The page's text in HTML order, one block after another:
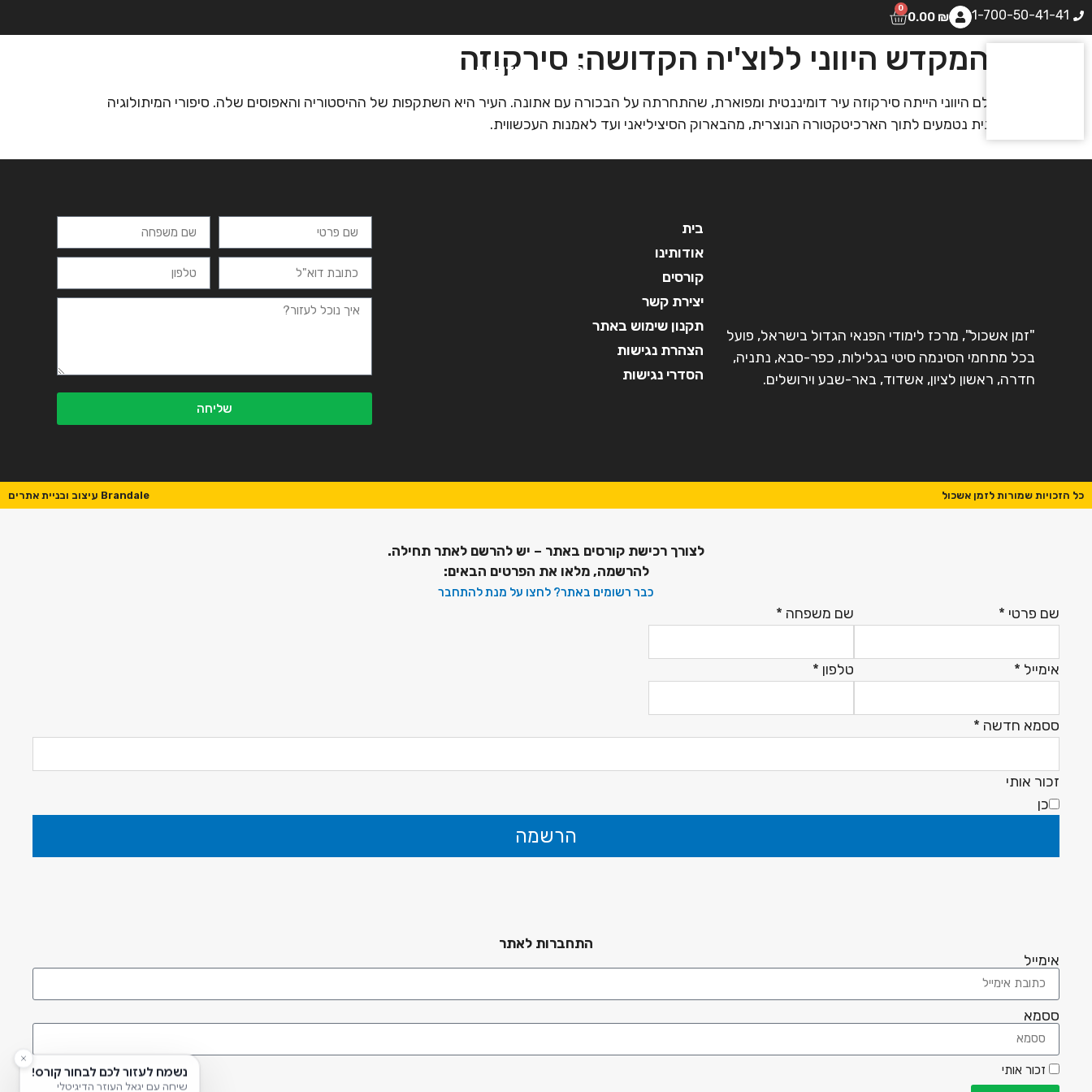
1-700-50-41-41
0.00 ₪
0
בית אודותינו
מהמקדש היווני ללוצ'יה הקדושה: סירקוזה
בעולם היווני הייתה סירקוזה עיר דומיננטית ומפוארת, שהתחרתה על הבכורה עם אתונה. העיר היא השתקפות של ההיסטוריה והאפוסים שלה. סיפורי המיתולוגיה
היוונית נטמעים לתוך הארכיטקטורה הנוצרית, מהבארוק הסיציליאני ועד לאמנות העכשווית.
"זמן אשכול", מרכז לימודי הפנאי הגדול בישראל, פועל
בכל מתחמי הסינמה סיטי בגלילות, כפר-סבא, נתניה,
חדרה, ראשון לציון, אשדוד, באר-שבע וירושלים.
בית
אודותינו
קורסים
יצירת קשר
תקנון שימוש באתר
הצהרת נגישות
הסדרי נגישות
שליחה
כל הזכויות שמורות לזמן אשכול Brandale עיצוב ובניית אתרים
לצורך רכישת קורסים באתר – יש להרשם לאתר תחילה.
להרשמה, מלאו את הפרטים הבאים:
כבר רשומים באתר? לחצו על מנת להתחבר
שם פרטי * שם משפחה *
אימייל * טלפון *
ססמא חדשה *
זכור אותי
כן
הרשמה
התחברות לאתר
אימייל
ססמא
זכור אותי